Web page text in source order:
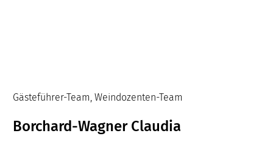
Gästeführer-Team, Weindozenten-Team
Borchard-Wagner Claudia